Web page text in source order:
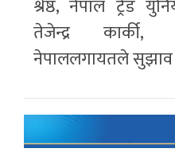
श्रेष्ठ, नेपाल ट्रेड
तेजेन्द्र कार्की,
नेपाललगायतले सुझाव